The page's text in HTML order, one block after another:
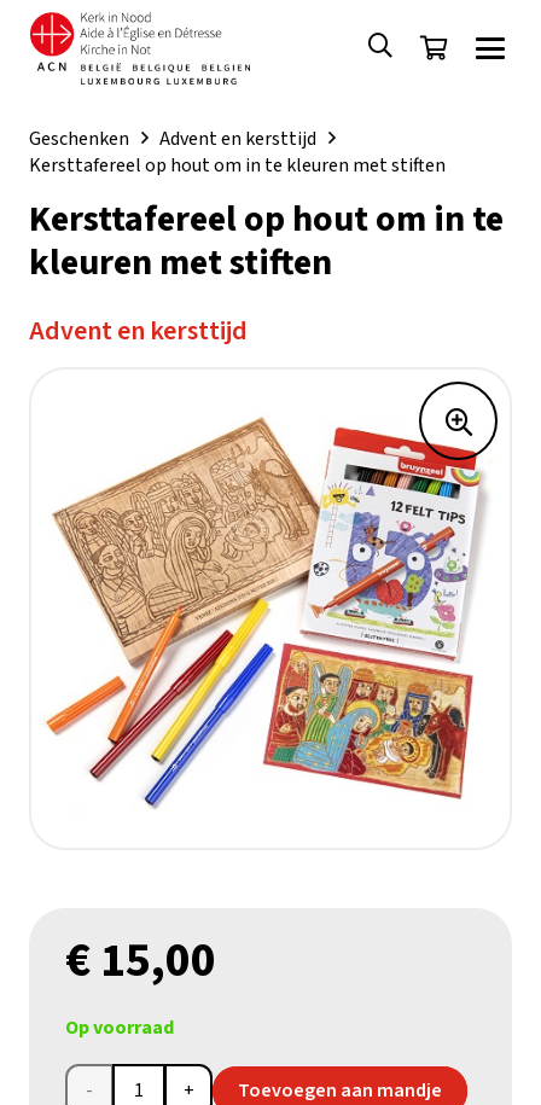
Geschenken
Advent en kersttijd
Kersttafereel op hout om in te kleuren met stiften
Kersttafereel op hout om in te
kleuren met stiften
Advent en kersttijd
€15,00
Op voorraad
Kersttafereel
Toevoegen aan mandje